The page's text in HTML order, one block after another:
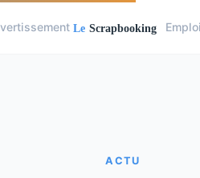
Emploi
ACTU